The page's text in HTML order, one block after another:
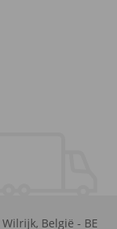
Wilrijk, België - BE